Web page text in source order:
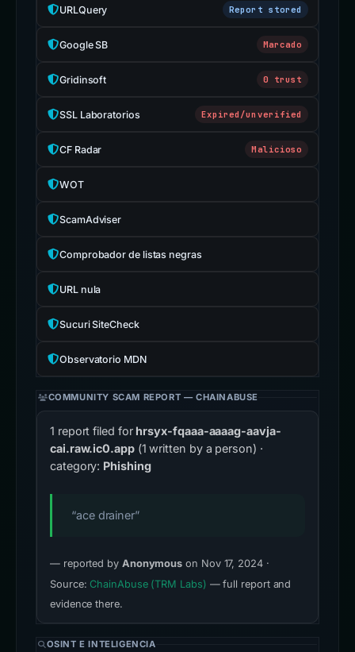
URLQuery Report stored
Google SB Marcado
Gridinsoft 0 trust
SSL Laboratorios Expired/unverified
CF Radar Malicioso
WOT
ScamAdviser
Comprobador de listas negras
URL nula
Sucuri SiteCheck
Observatorio MDN
COMMUNITY SCAM REPORT — CHAINABUSE
1 report filed for hrsyx-fqaaa-aaaag-aavja-
cai.raw.ic0.app(1 written by a person) ·
category: Phishing
“ace drainer”
— reported by Anonymous on Nov 17, 2024 ·
Source:ChainAbuse (TRM Labs) — full report and
evidence there.
OSINT E INTELIGENCIA